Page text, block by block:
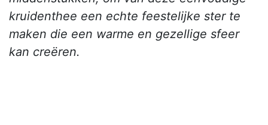
kruidenthee een echte feestelijke ster te
maken die een warme en gezellige sfeer
kan creëren.